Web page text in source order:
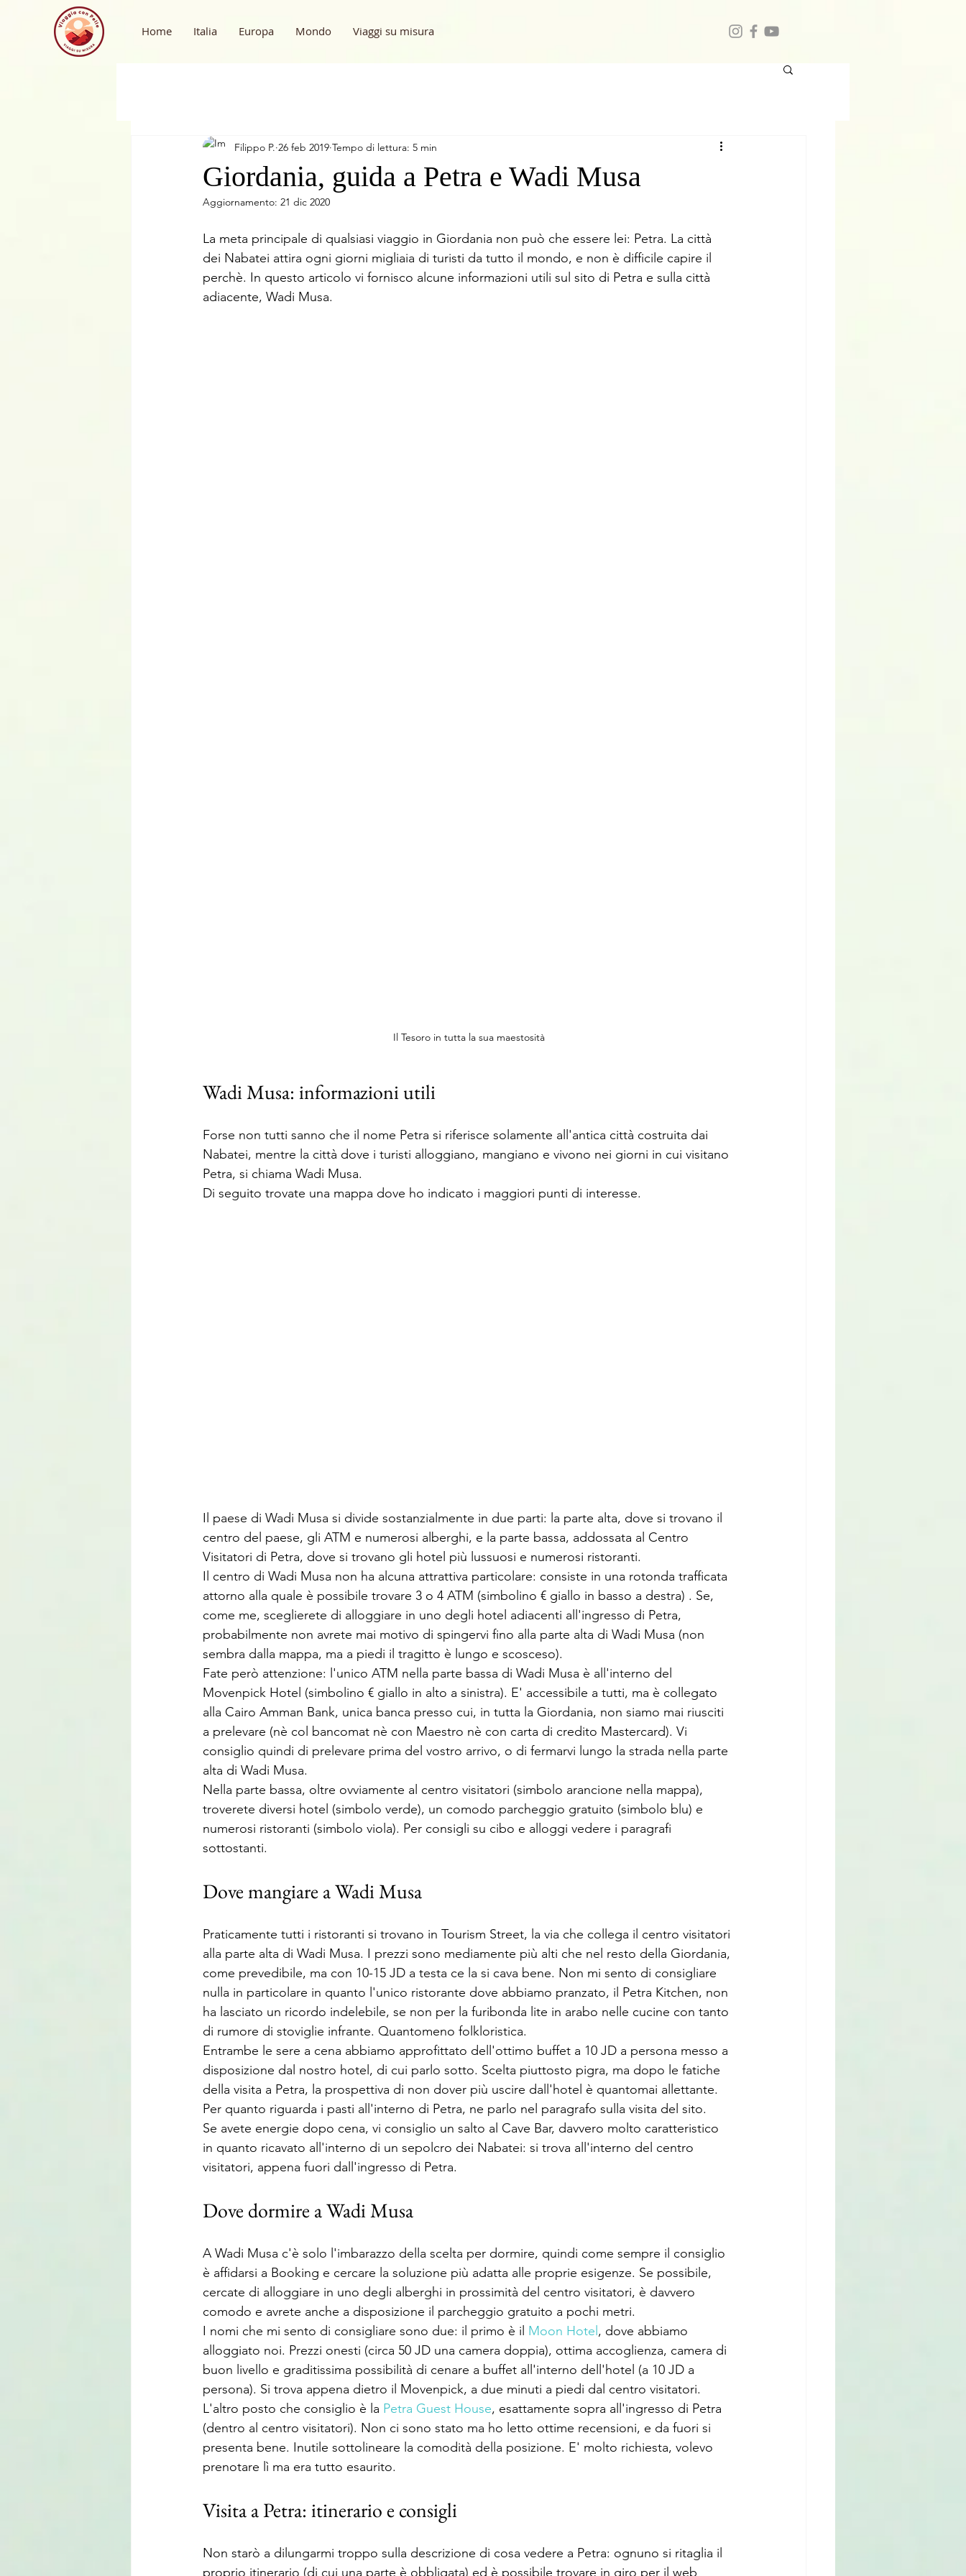
Home Italia Europa Mondo Viaggi su misura
Giordania, guida a Petra e Wadi Musa
Filippo P. 26 feb 2019 Tempo di lettura: 5 min
Aggiornamento: 21 dic 2020
La meta principale di qualsiasi viaggio in Giordania non può che essere lei: Petra. La città
dei Nabatei attira ogni giorni migliaia di turisti da tutto il mondo, e non è difficile capire il
perchè. In questo articolo vi fornisco alcune informazioni utili sul sito di Petra e sulla città
adiacente, Wadi Musa.
Il Tesoro in tutta la sua maestosità
Wadi Musa: informazioni utili
Forse non tutti sanno che il nome Petra si riferisce solamente all'antica città costruita dai
Nabatei, mentre la città dove i turisti alloggiano, mangiano e vivono nei giorni in cui visitano
Petra, si chiama Wadi Musa.
Di seguito trovate una mappa dove ho indicato i maggiori punti di interesse.
Il paese di Wadi Musa si divide sostanzialmente in due parti: la parte alta, dove si trovano il
centro del paese, gli ATM e numerosi alberghi, e la parte bassa, addossata al Centro
Visitatori di Petra, dove si trovano gli hotel più lussuosi e numerosi ristoranti.
Il centro di Wadi Musa non ha alcuna attrattiva particolare: consiste in una rotonda trafficata
attorno alla quale è possibile trovare 3 o 4 ATM (simbolino € giallo in basso a destra) . Se,
come me, sceglierete di alloggiare in uno degli hotel adiacenti all'ingresso di Petra,
probabilmente non avrete mai motivo di spingervi fino alla parte alta di Wadi Musa (non
sembra dalla mappa, ma a piedi il tragitto è lungo e scosceso).
Fate però attenzione: l'unico ATM nella parte bassa di Wadi Musa è all'interno del
Movenpick Hotel (simbolino € giallo in alto a sinistra). E' accessibile a tutti, ma è collegato
alla Cairo Amman Bank, unica banca presso cui, in tutta la Giordania, non siamo mai riusciti
a prelevare (nè col bancomat nè con Maestro nè con carta di credito Mastercard). Vi
consiglio quindi di prelevare prima del vostro arrivo, o di fermarvi lungo la strada nella parte
alta di Wadi Musa.
Nella parte bassa, oltre ovviamente al centro visitatori (simbolo arancione nella mappa),
troverete diversi hotel (simbolo verde), un comodo parcheggio gratuito (simbolo blu) e
numerosi ristoranti (simbolo viola). Per consigli su cibo e alloggi vedere i paragrafi
sottostanti.
Dove mangiare a Wadi Musa
Praticamente tutti i ristoranti si trovano in Tourism Street, la via che collega il centro visitatori
alla parte alta di Wadi Musa. I prezzi sono mediamente più alti che nel resto della Giordania,
come prevedibile, ma con 10-15 JD a testa ce la si cava bene. Non mi sento di consigliare
nulla in particolare in quanto l'unico ristorante dove abbiamo pranzato, il Petra Kitchen, non
ha lasciato un ricordo indelebile, se non per la furibonda lite in arabo nelle cucine con tanto
di rumore di stoviglie infrante. Quantomeno folkloristica.
Entrambe le sere a cena abbiamo approfittato dell'ottimo buffet a 10 JD a persona messo a
disposizione dal nostro hotel, di cui parlo sotto. Scelta piuttosto pigra, ma dopo le fatiche
della visita a Petra, la prospettiva di non dover più uscire dall'hotel è quantomai allettante.
Per quanto riguarda i pasti all'interno di Petra, ne parlo nel paragrafo sulla visita del sito.
Se avete energie dopo cena, vi consiglio un salto al Cave Bar, davvero molto caratteristico
in quanto ricavato all'interno di un sepolcro dei Nabatei: si trova all'interno del centro
visitatori, appena fuori dall'ingresso di Petra.
Dove dormire a Wadi Musa
A Wadi Musa c'è solo l'imbarazzo della scelta per dormire, quindi come sempre il consiglio
è affidarsi a Booking e cercare la soluzione più adatta alle proprie esigenze. Se possibile,
cercate di alloggiare in uno degli alberghi in prossimità del centro visitatori, è davvero
comodo e avrete anche a disposizione il parcheggio gratuito a pochi metri.
I nomi che mi sento di consigliare sono due: il primo è il Moon Hotel, dove abbiamo
alloggiato noi. Prezzi onesti (circa 50 JD una camera doppia), ottima accoglienza, camera di
buon livello e graditissima possibilità di cenare a buffet all'interno dell'hotel (a 10 JD a
persona). Si trova appena dietro il Movenpick, a due minuti a piedi dal centro visitatori.
L'altro posto che consiglio è la Petra Guest House, esattamente sopra all'ingresso di Petra
(dentro al centro visitatori). Non ci sono stato ma ho letto ottime recensioni, e da fuori si
presenta bene. Inutile sottolineare la comodità della posizione. E' molto richiesta, volevo
prenotare lì ma era tutto esaurito.
Visita a Petra: itinerario e consigli
Non starò a dilungarmi troppo sulla descrizione di cosa vedere a Petra: ognuno si ritaglia il
proprio itinerario (di cui una parte è obbligata) ed è possibile trovare in giro per il web